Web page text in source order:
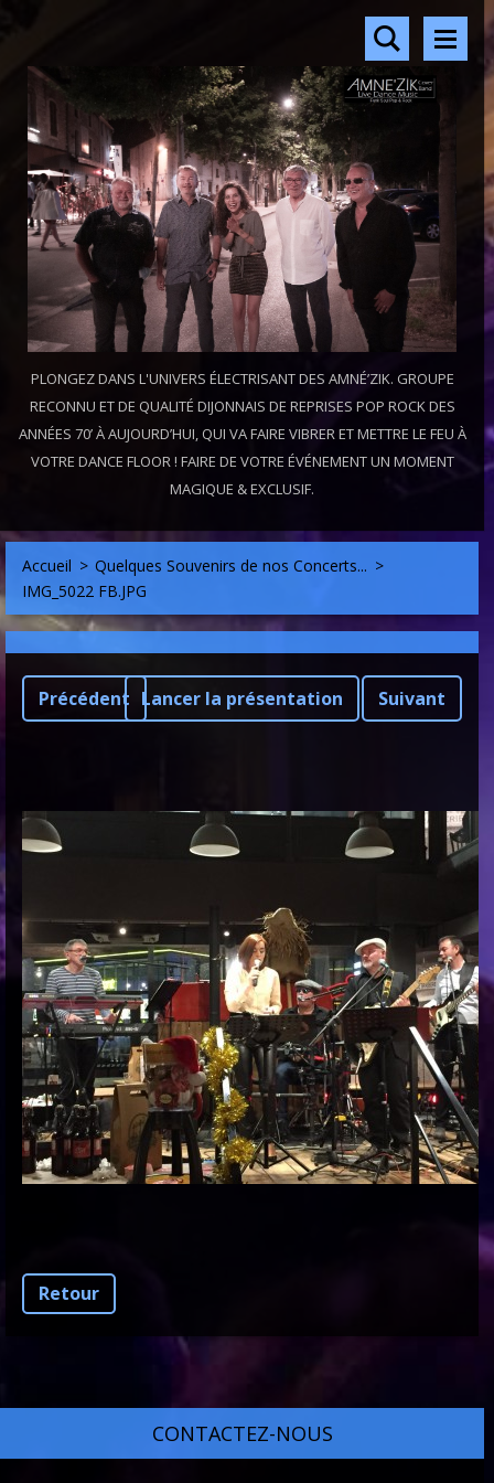
PLONGEZ DANS L'UNIVERS ÉLECTRISANT DES AMNÉ’ZIK. GROUPE
RECONNU ET DE QUALITÉ DIJONNAIS DE REPRISES POP ROCK DES
ANNÉES 70’ À AUJOURD’HUI, QUI VA FAIRE VIBRER ET METTRE LE FEU À
VOTRE DANCE FLOOR ! FAIRE DE VOTRE ÉVÉNEMENT UN MOMENT
MAGIQUE & EXCLUSIF.
Accueil > Quelques Souvenirs de nos Concerts... >
IMG_5022 FB.JPG
Précédent Lancer la présentation Suivant
Retour
CONTACTEZ-NOUS